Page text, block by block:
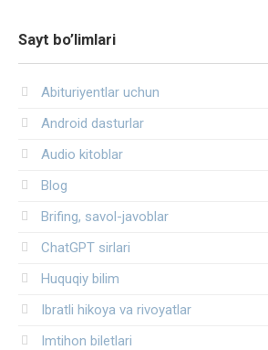
Sayt bo’limlari
Abituriyentlar uchun
Android dasturlar
Audio kitoblar
Blog
Brifing, savol-javoblar
ChatGPT sirlari
Huquqiy bilim
Ibratli hikoya va rivoyatlar
Imtihon biletlari